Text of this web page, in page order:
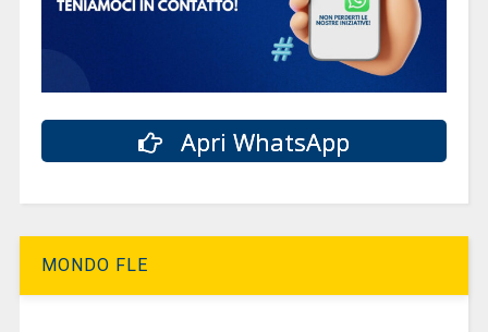
Apri WhatsApp
MONDO FLE